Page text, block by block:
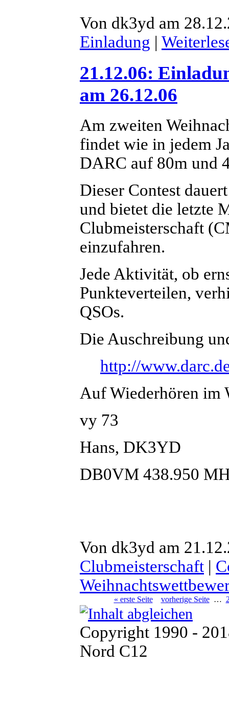
Von dk3yd am
Einladung |
21.12.06:
am 26.12.06
Am zweiten
findet wie in jedem
DARC auf 80m und
Dieser Contest
und bietet die letzte
Clubmeisterschaft
einzufahren.
Jede Aktivität, ob
Punkteverteilen,
QSOs.
Die Auschreibung
http://
Auf Wiederhören im
vy 73
Hans, DK3YD
DB0VM 438.950
Von dk3yd am
Clubmeisterschaft |
« erste Seite vorherige Seite …
Copyright 1990 -
Nord C12